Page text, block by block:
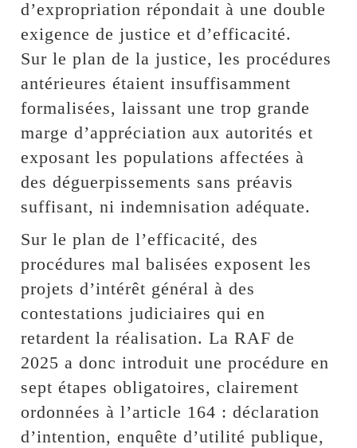
d’expropriation répondait à une double
exigence de justice et d’efficacité.
Sur le plan de la justice, les procédures
antérieures étaient insuffisamment
formalisées, laissant une trop grande
marge d’appréciation aux autorités et
exposant les populations affectées à
des déguerpissements sans préavis
suffisant, ni indemnisation adéquate.
Sur le plan de l’efficacité, des
procédures mal balisées exposent les
projets d’intérêt général à des
contestations judiciaires qui en
retardent la réalisation. La RAF de
2025 a donc introduit une procédure en
sept étapes obligatoires, clairement
ordonnées à l’article 164 : déclaration
d’intention, enquête d’utilité publique,